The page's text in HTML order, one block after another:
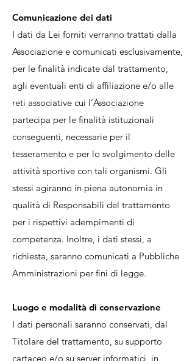
Comunicazione dei dati
I dati da Lei forniti verranno trattati dalla
Associazione e comunicati esclusivamente,
per le finalità indicate dal trattamento,
agli eventuali enti di affiliazione e/o alle
reti associative cui l’Associazione
partecipa per le finalità istituzionali
conseguenti, necessarie per il
tesseramento e per lo svolgimento delle
attività sportive con tali organismi. Gli
stessi agiranno in piena autonomia in
qualità di Responsabili del trattamento
per i rispettivi adempimenti di
competenza. Inoltre, i dati stessi, a
richiesta, saranno comunicati a Pubbliche
Amministrazioni per fini di legge.
Luogo e modalità di conservazione
I dati personali saranno conservati, dal
Titolare del trattamento, su supporto
cartaceo e/o su server informatici, in